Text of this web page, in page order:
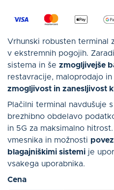
Vrhunski robusten terminal
v ekstremnih pogojih.
sistema in še zmogljivejše
restavracije, maloprodajo
zmogljivost in zanesljivost
Plačilni terminal navdušuje s
brezhibno obdelavo
in 5G za maksimalno
vmesnika in možnosti
blagajniškimi sistemi je
vsakega uporabnika.
Cena